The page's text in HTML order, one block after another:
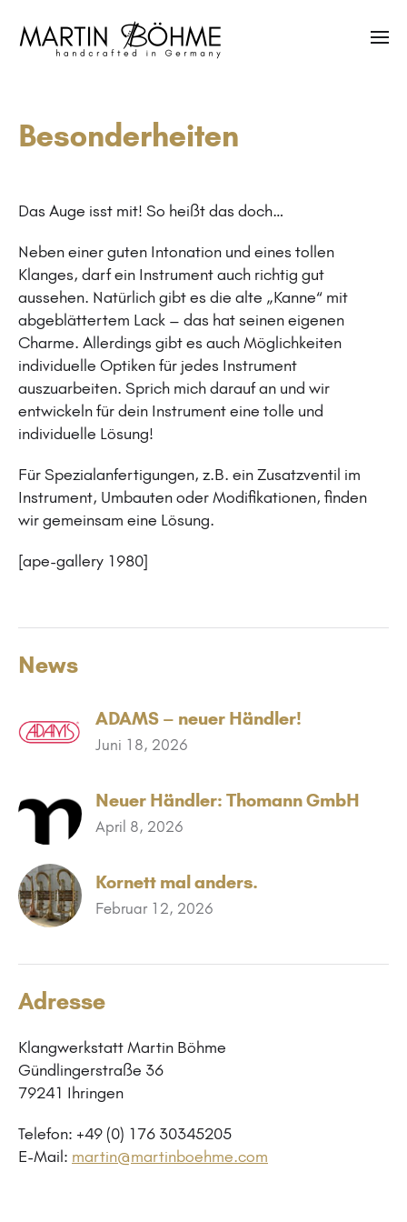
Besonderheiten
Das Auge isst mit! So heißt das doch…
Neben einer guten Intonation und eines tollen
Klanges, darf ein Instrument auch richtig gut
aussehen. Natürlich gibt es die alte „Kanne“ mit
abgeblättertem Lack – das hat seinen eigenen
Charme. Allerdings gibt es auch Möglichkeiten
individuelle Optiken für jedes Instrument
auszuarbeiten. Sprich mich darauf an und wir
entwickeln für dein Instrument eine tolle und
individuelle Lösung!
Für Spezialanfertigungen, z.B. ein Zusatzventil im
Instrument, Umbauten oder Modifikationen, finden
wir gemeinsam eine Lösung.
[ape-gallery 1980]
News
ADAMS – neuer Händler!
Juni 18, 2026
Neuer Händler: Thomann GmbH
April 8, 2026
Kornett mal anders.
Februar 12, 2026
Adresse
Klangwerkstatt Martin Böhme
Gündlingerstraße 36
79241 Ihringen
Telefon: +49 (0) 176 30345205
E-Mail: martin@martinboehme.com